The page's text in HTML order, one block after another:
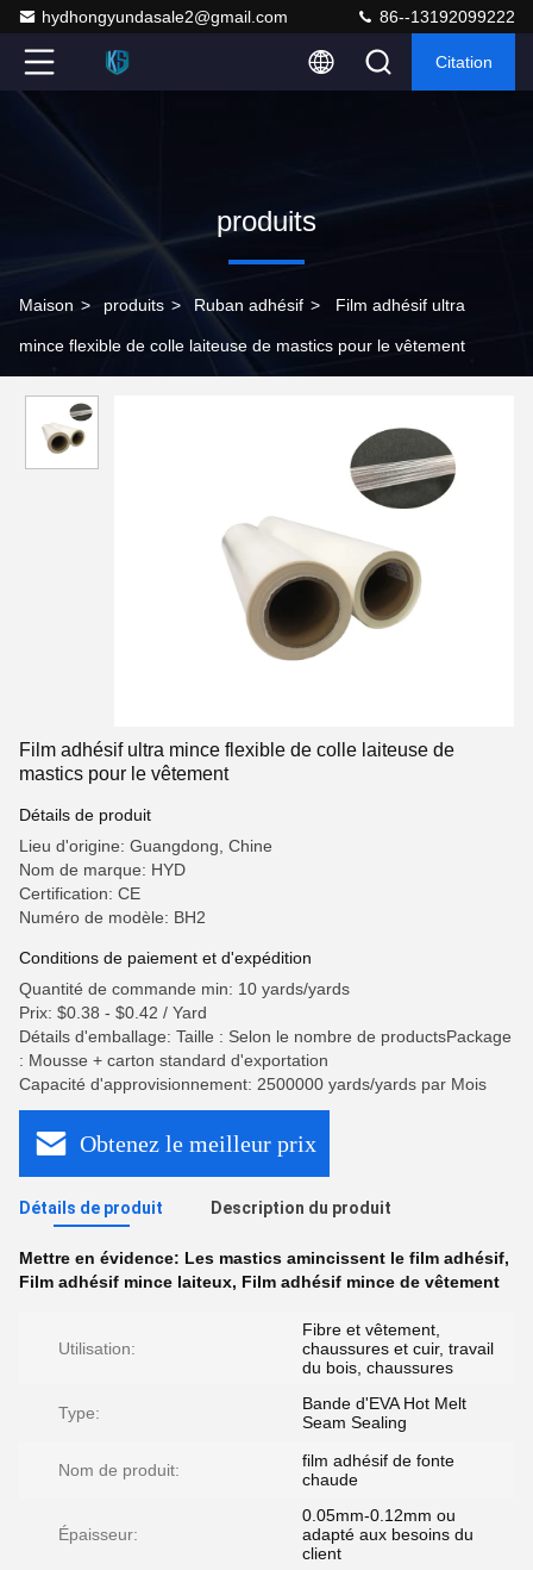
hydhongyundasale2@gmail.com 86--13192099222
Citation
produits
Maison > produits > Ruban adhésif > Film adhésif ultra
mince flexible de colle laiteuse de mastics pour le vêtement
Film adhésif ultra mince flexible de colle laiteuse de
mastics pour le vêtement
Détails de produit
Lieu d'origine: Guangdong, Chine
Nom de marque: HYD
Certification: CE
Numéro de modèle: BH2
Conditions de paiement et d'expédition
Quantité de commande min: 10 yards/yards
Prix: $0.38 - $0.42 / Yard
Détails d'emballage: Taille : Selon le nombre de productsPackage
: Mousse + carton standard d'exportation
Capacité d'approvisionnement: 2500000 yards/yards par Mois
Obtenez le meilleur prix
Détails de produit Description du produit
Mettre en évidence: Les mastics amincissent le film adhésif,
Film adhésif mince laiteux, Film adhésif mince de vêtement
Utilisation:
Fibre et vêtement,
chaussures et cuir, travail
du bois, chaussures
Type:
Bande d'EVA Hot Melt
Seam Sealing
Nom de produit:
film adhésif de fonte
chaude
Épaisseur:
0.05mm-0.12mm ou
adapté aux besoins du
client